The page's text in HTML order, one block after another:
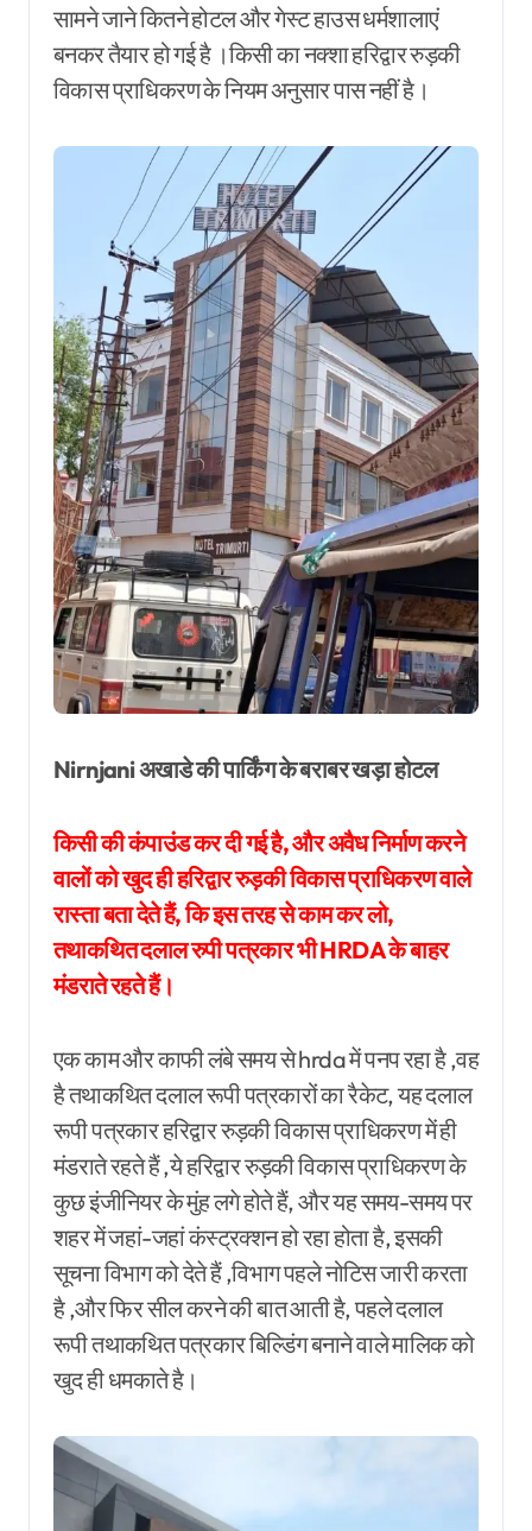
सामने जाने कितने होटल और गेस्ट हाउस धर्मशालाएं
बनकर तैयार हो गई है ।किसी का नक्शा हरिद्वार रुड़की
विकास प्राधिकरण के नियम अनुसार पास नहीं है।
Nirnjani अखाडे की पार्किंग के बराबर खड़ा होटल
किसी की कंपाउंड कर दी गई है, और अवैध निर्माण करने
वालों को खुद ही हरिद्वार रुड़की विकास प्राधिकरण वाले
रास्ता बता देते हैं, कि इस तरह से काम कर लो,
तथाकथित दलाल रुपी पत्रकार भी HRDA के बाहर
मंडराते रहते हैं।
एक काम और काफी लंबे समय से hrda में पनप रहा है ,वह
है तथाकथित दलाल रूपी पत्रकारों का रैकेट, यह दलाल
रूपी पत्रकार हरिद्वार रुड़की विकास प्राधिकरण में ही
मंडराते रहते हैं ,ये हरिद्वार रुड़की विकास प्राधिकरण के
कुछ इंजीनियर के मुंह लगे होते हैं, और यह समय-समय पर
शहर में जहां-जहां कंस्ट्रक्शन हो रहा होता है, इसकी
सूचना विभाग को देते हैं ,विभाग पहले नोटिस जारी करता
है ,और फिर सील करने की बात आती है, पहले दलाल
रूपी तथाकथित पत्रकार बिल्डिंग बनाने वाले मालिक को
खुद ही धमकाते है।